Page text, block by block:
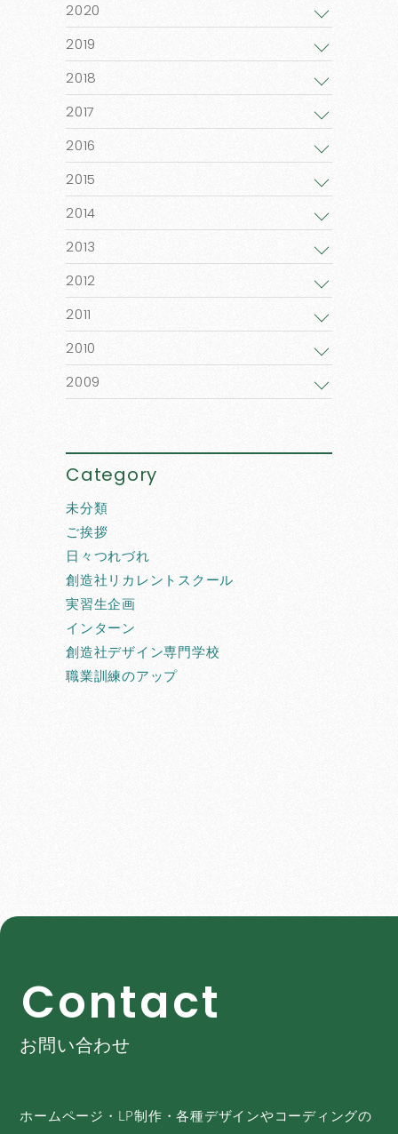
2020
2019
2018
2017
2016
2015
2014
2013
2012
2011
2010
2009
Category
未分類
ご挨拶
日々つれづれ
創造社リカレントスクール
実習生企画
インターン
創造社デザイン専門学校
職業訓練のアップ
Contact
お問い合わせ
ホームページ・LP制作・各種デザインやコーディングの